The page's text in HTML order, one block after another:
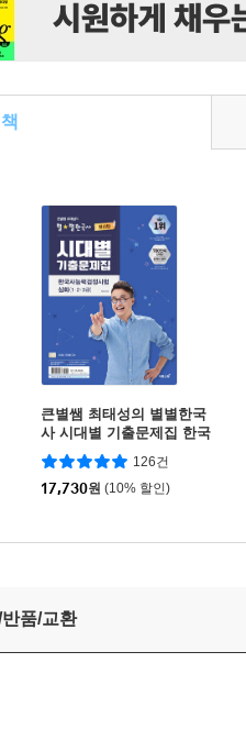
큰별쌤 최태성의 별별한국
사 시대별 기출문제집 한국
사능력검정시험 심화(1,2,3
급)
126건
17,730원 (10% 할인)
품/교환